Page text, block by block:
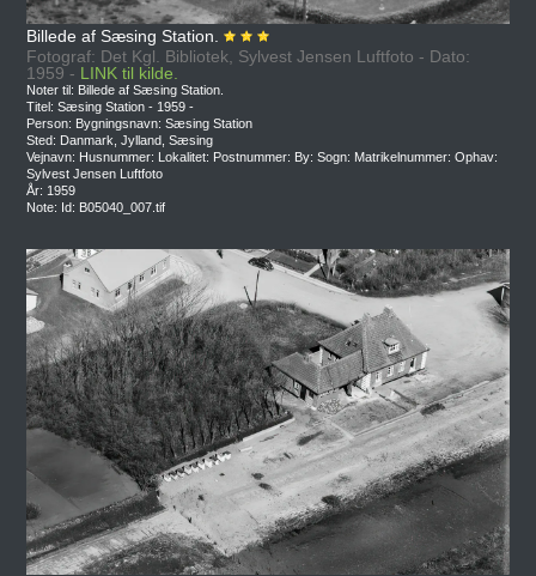
Billede af Sæsing Station.
Fotograf: Det Kgl. Bibliotek, Sylvest Jensen Luftfoto - Dato:
1959 - LINK til kilde.
Noter til: Billede af Sæsing Station.
Titel: Sæsing Station - 1959 -
Person: Bygningsnavn: Sæsing Station
Sted: Danmark, Jylland, Sæsing
Vejnavn: Husnummer: Lokalitet: Postnummer: By: Sogn: Matrikelnummer: Ophav:
Sylvest Jensen Luftfoto
År: 1959
Note: Id: B05040_007.tif